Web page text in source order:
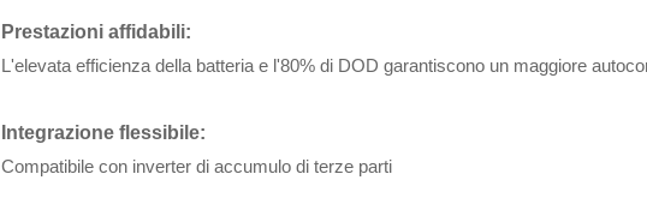
Prestazioni affidabili:
L'elevata efficienza della batteria e l'80% di DOD garantiscono un maggiore
Integrazione flessibile:
Compatibile con inverter di accumulo di terze parti